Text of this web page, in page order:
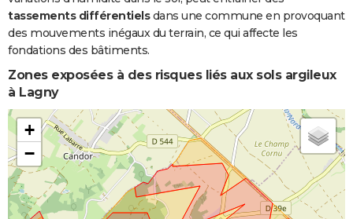
tassements différentielsdans une commune en provoquant
des mouvements inégaux du terrain, ce qui affecte les
fondations des bâtiments.
Zones exposées à des risques liés aux sols argileux
à Lagny
+
−